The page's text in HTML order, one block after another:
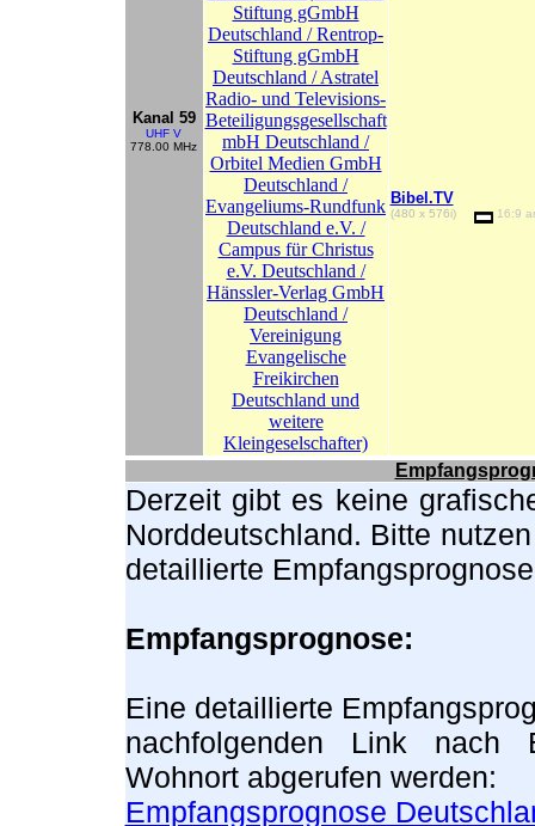
Kanal 59
UHF V
778.00 MHz
Bibel.TV
(480 x 576i) 16:9
Derzeit gibt es keine
Norddeutschland. Bitte
detaillierte
Empfangsprognose:
Eine detaillierte
nachfolgenden Link nach
Wohnort abgerufen werden:
Empfangsprognose